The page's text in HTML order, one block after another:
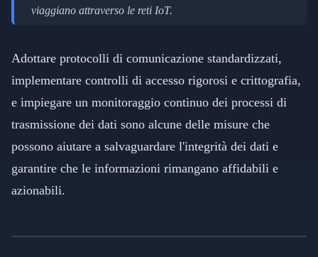
viaggiano attraverso le reti IoT.
Adottare protocolli di comunicazione standardizzati,
implementare controlli di accesso rigorosi e crittografia,
e impiegare un monitoraggio continuo dei processi di
trasmissione dei dati sono alcune delle misure che
possono aiutare a salvaguardare l'integrità dei dati e
garantire che le informazioni rimangano affidabili e
azionabili.